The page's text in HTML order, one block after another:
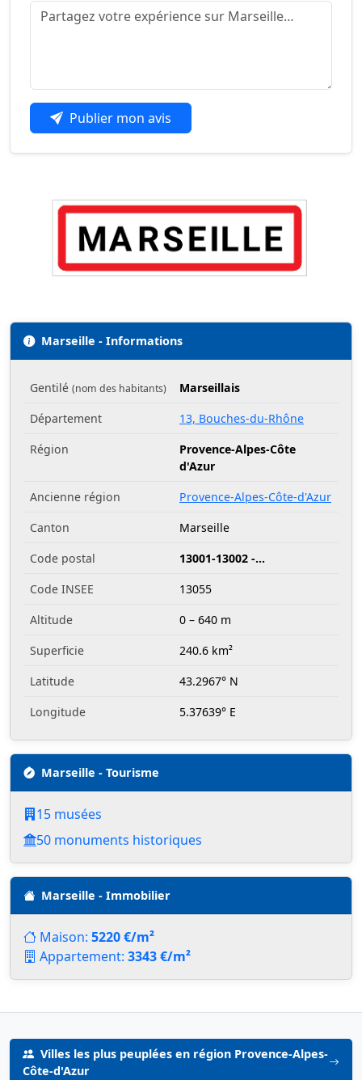
Publier mon avis
Marseille - Informations
Gentilé (nom des habitants)
Marseillais
Département
13, Bouches-du-Rhône
Région
Provence-Alpes-Côte
d'Azur
Ancienne région
Provence-Alpes-Côte-d'Azur
Canton
Marseille
Code postal
13001-13002 -...
Code INSEE
13055
Altitude
0 – 640 m
Superficie
240.6 km²
Latitude
43.2967° N
Longitude
5.37639° E
Marseille - Tourisme
15 musées
50 monuments historiques
Marseille - Immobilier
Maison: 5220 €/m²
Appartement: 3343 €/m²
Villes les plus peuplées en région Provence-Alpes-
Côte-d'Azur